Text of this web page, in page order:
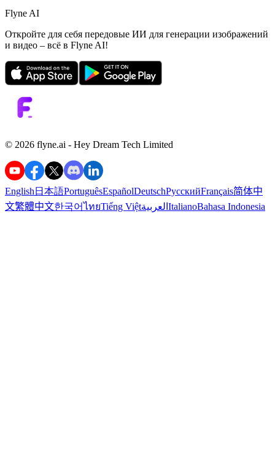
Flyne AI
Откройте для себя передовые ИИ для генерации изображений
и видео – всё в Flyne AI!
©️ 2026 flyne.ai - Hey Dream Tech Limited
English 日本語PortuguêsEspañolDeutschРусскийFrançais简体中
文繁體中文한국어ไทยTiếng Việtالعربية ItalianoBahasa Indonesia